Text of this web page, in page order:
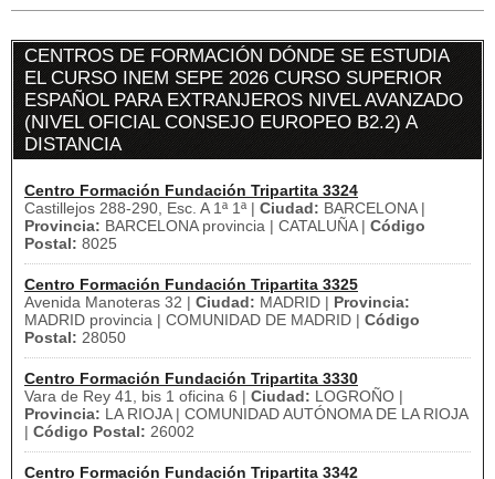
CENTROS DE FORMACIÓN DÓNDE SE ESTUDIA
EL CURSO INEM SEPE 2026 CURSO SUPERIOR
ESPAÑOL PARA EXTRANJEROS NIVEL AVANZADO
(NIVEL OFICIAL CONSEJO EUROPEO B2.2) A
DISTANCIA
Centro Formación Fundación Tripartita 3324
Castillejos 288-290, Esc. A 1ª 1ª | Ciudad: BARCELONA |
Provincia: BARCELONA provincia | CATALUÑA | Código
Postal: 8025
Centro Formación Fundación Tripartita 3325
Avenida Manoteras 32 | Ciudad: MADRID | Provincia:
MADRID provincia | COMUNIDAD DE MADRID | Código
Postal: 28050
Centro Formación Fundación Tripartita 3330
Vara de Rey 41, bis 1 oficina 6 | Ciudad: LOGROÑO |
Provincia: LA RIOJA | COMUNIDAD AUTÓNOMA DE LA RIOJA
| Código Postal: 26002
Centro Formación Fundación Tripartita 3342